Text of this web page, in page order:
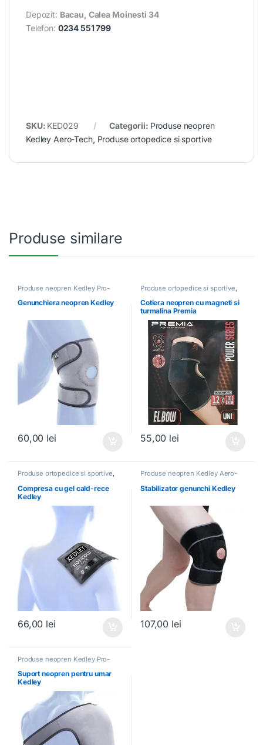
Depozit: Bacau, Calea Moinesti 34
Telefon: 0234 551 799
SKU: KED029 Categorii: Produse neopren
Kedley Aero-Tech, Produse ortopedice si sportive
Produse similare
Produse neopren Kedley Pro-
Light Produse ortopedice si
sportive
Genunchiera neopren Kedley
60,00 lei
Produse ortopedice si sportive,
Suporturi Ortopedice
Cotiera neopren cu magneti si
turmalina Premia
55,00 lei
Produse ortopedice si sportive,
Produse recuperare sportiva
Compresa cu gel cald-rece
Kedley
66,00 lei
Produse neopren Kedley Aero-
Produse ortopedice si
sportive
Stabilizator genunchi Kedley
107,00 lei
Produse neopren Kedley Pro-
Light Produse ortopedice si
sportive
Suport neopren pentru umar
Kedley